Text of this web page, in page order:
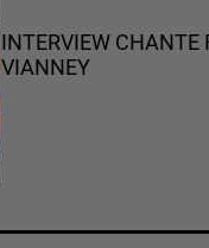
INTERVIEW CHANTE
VIANNEY